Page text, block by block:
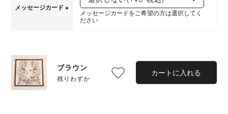
メッセージカード
メッセージカードをご希望の方は選択してく
ださい
ブラウン
残りわずか
カートに入れる